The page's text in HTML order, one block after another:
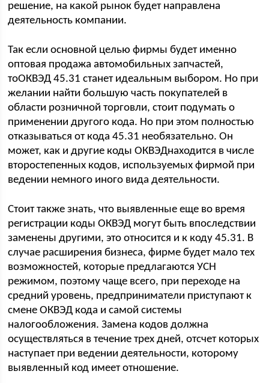
решение, на какой рынок будет направлена
деятельность компании.
Так если основной целью фирмы будет именно
оптовая продажа автомобильных запчастей,
тоОКВЭД 45.31 станет идеальным выбором. Но при
желании найти большую часть покупателей в
области розничной торговли, стоит подумать о
применении другого кода. Но при этом полностью
отказываться от кода 45.31 необязательно. Он
может, как и другие коды ОКВЭДнаходится в числе
второстепенных кодов, используемых фирмой при
ведении немного иного вида деятельности.
Стоит также знать, что выявленные еще во время
регистрации коды ОКВЭД могут быть впоследствии
заменены другими, это относится и к коду 45.31. В
случае расширения бизнеса, фирме будет мало тех
возможностей, которые предлагаются УСН
режимом, поэтому чаще всего, при переходе на
средний уровень, предприниматели приступают к
смене ОКВЭД кода и самой системы
налогообложения. Замена кодов должна
осуществляться в течение трех дней, отсчет которых
наступает при ведении деятельности, которому
выявленный код имеет отношение.